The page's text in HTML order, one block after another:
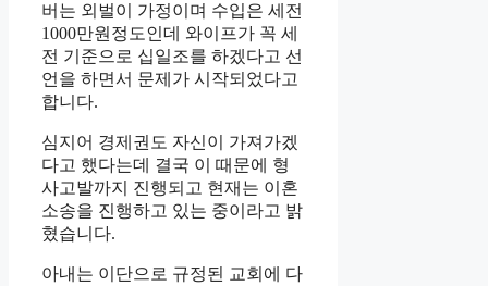
버는 외벌이 가정이며 수입은 세전
1000만원정도인데 와이프가 꼭 세
전 기준으로 십일조를 하겠다고 선
언을 하면서 문제가 시작되었다고
합니다.
심지어 경제권도 자신이 가져가겠
다고 했다는데 결국 이 때문에 형
사고발까지 진행되고 현재는 이혼
소송을 진행하고 있는 중이라고 밝
혔습니다.
아내는 이단으로 규정된 교회에 다